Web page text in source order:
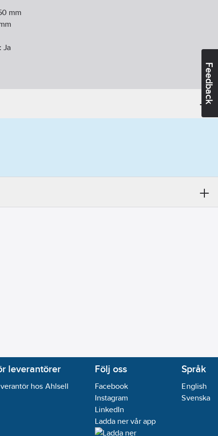
Feedback
mm
Ja
leverantörer
hos Ahlsell
Följ oss
Facebook
Instagram
LinkedIn
Ladda ner vår app
Språk
English
Svenska